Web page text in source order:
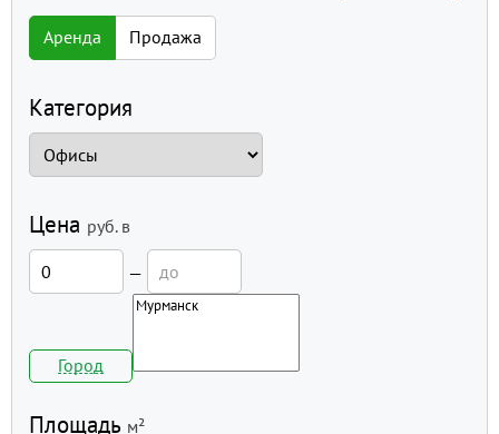
Аренда Продажа
Категория
Цена руб. в
—
Город
Площадь м²